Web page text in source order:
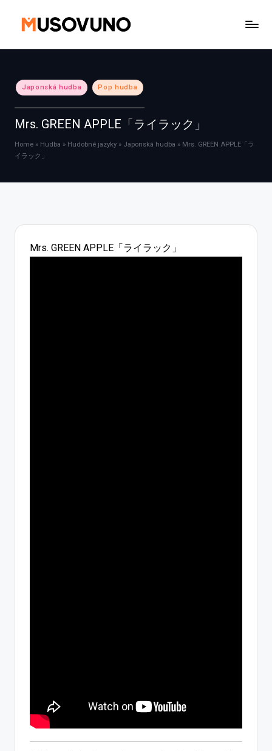
Posted
in
Japonská hudba Pop hudba
Mrs. GREEN APPLE「ライラック」
Home » Hudba » Hudobné jazyky » Japonská hudba » Mrs. GREEN APPLE「ラ
イラック」
Mrs. GREEN APPLE「ライラック」